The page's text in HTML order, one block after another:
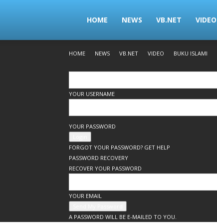
www.rizkyst.com
HOME NEWS VB.NET VIDEO
HOME NEWS VB.NET VIDEO BUKU ISLAMI
YOUR USERNAME
YOUR PASSWORD
FORGOT YOUR PASSWORD? GET HELP
PASSWORD RECOVERY
RECOVER YOUR PASSWORD
YOUR EMAIL
A PASSWORD WILL BE E-MAILED TO YOU.